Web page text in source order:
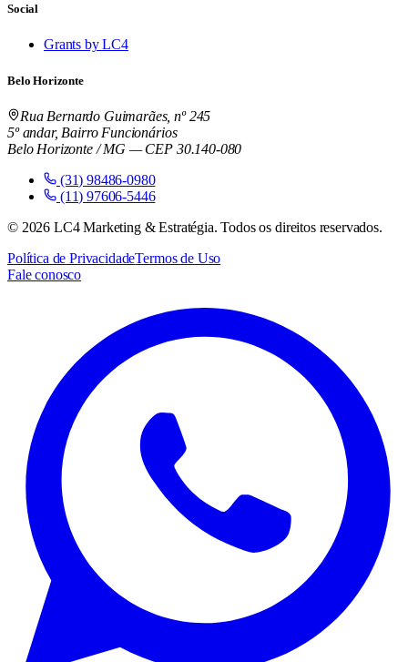
Social
Grants by LC4
Belo Horizonte
Rua Bernardo Guimarães, nº 245
5º andar, Bairro Funcionários
Belo Horizonte / MG — CEP 30.140-080
(31) 98486-0980
(11) 97606-5446
© 2026 LC4 Marketing & Estratégia. Todos os direitos reservados.
Política de PrivacidadeTermos de Uso
Fale conosco